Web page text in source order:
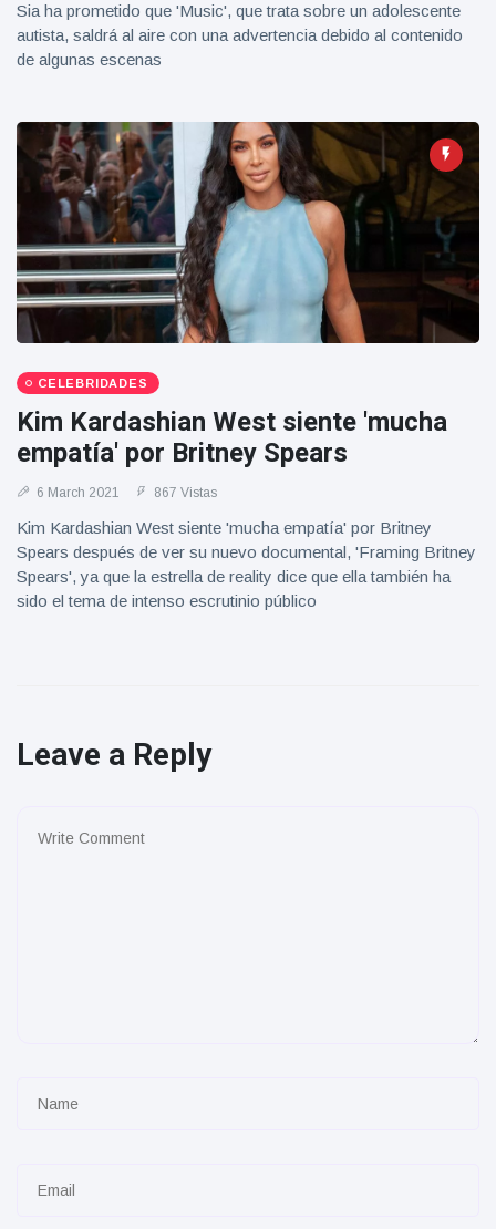
Sia ha prometido que 'Music', que trata sobre un adolescente
autista, saldrá al aire con una advertencia debido al contenido
de algunas escenas
CELEBRIDADES
Kim Kardashian West siente 'mucha
empatía' por Britney Spears
6 March 2021 867 Vistas
Kim Kardashian West siente 'mucha empatía' por Britney
Spears después de ver su nuevo documental, 'Framing Britney
Spears', ya que la estrella de reality dice que ella también ha
sido el tema de intenso escrutinio público
Leave a Reply